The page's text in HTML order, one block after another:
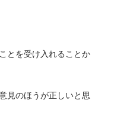
とを受け入れることか
見のほうが正しいと思